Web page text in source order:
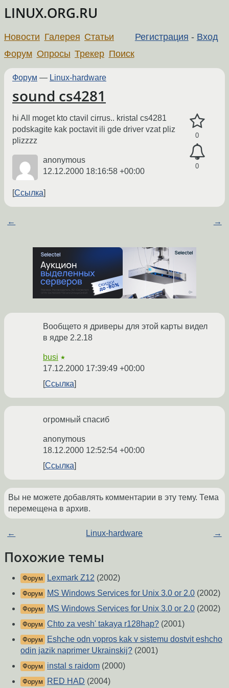
LINUX.ORG.RU
Регистрация - Вход
Новости Галерея Статьи
Форум Опросы Трекер Поиск
Форум — Linux-hardware
sound cs4281
0
0
hi All moget kto ctavil cirrus.. kristal cs4281
podskagite kak poctavit ili gde driver vzat pliz
plizzzz
anonymous
12.12.2000 18:16:58 +00:00
Ссылка
← →
Вообщето я дриверы для этой карты видел
в ядре 2.2.18
busi ★
17.12.2000 17:39:49 +00:00
Ссылка
огромный спасиб
anonymous
18.12.2000 12:52:54 +00:00
Ссылка
Вы не можете добавлять комментарии в эту тему. Тема
перемещена в архив.
← Linux-hardware →
Похожие темы
Форум Lexmark Z12 (2002)
Форум MS Windows Services for Unix 3.0 or 2.0 (2002)
Форум MS Windows Services for Unix 3.0 or 2.0 (2002)
Форум Chto za vesh' takaya r128hap? (2001)
Форум
Eshche odn vopros kak v sistemu dostvit eshcho
odin jazik naprimer Ukrainskij? (2001)
Форум instal s raidom (2000)
Форум RED HAD (2004)